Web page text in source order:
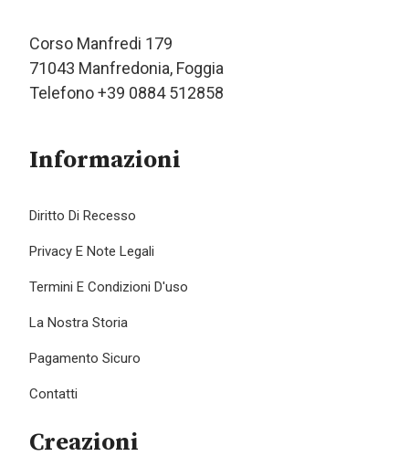
Corso Manfredi 179
71043 Manfredonia, Foggia
Telefono +39 0884 512858
Informazioni
Diritto Di Recesso
Privacy E Note Legali
Termini E Condizioni D'uso
La Nostra Storia
Pagamento Sicuro
Contatti
Creazioni